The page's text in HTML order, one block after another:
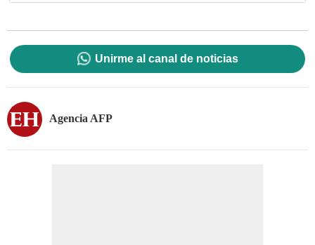
Unirme al canal de noticias
Agencia AFP